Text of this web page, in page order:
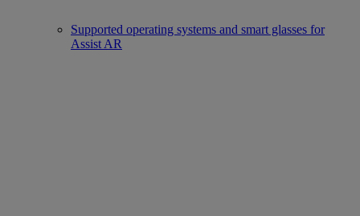
Supported operating systems and smart glasses for
Assist AR